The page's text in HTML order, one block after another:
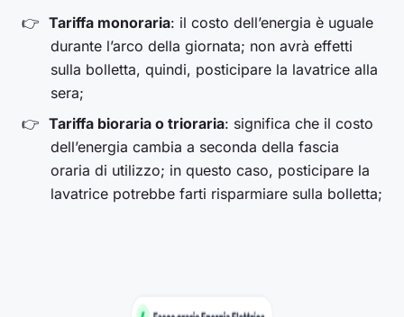
Tariffa monoraria: il costo dell’energia è uguale
durante l’arco della giornata; non avrà effetti
sulla bolletta, quindi, posticipare la lavatrice alla
sera;
Tariffa bioraria o trioraria: significa che il costo
dell’energia cambia a seconda della fascia
oraria di utilizzo; in questo caso, posticipare la
lavatrice potrebbe farti risparmiare sulla bolletta;